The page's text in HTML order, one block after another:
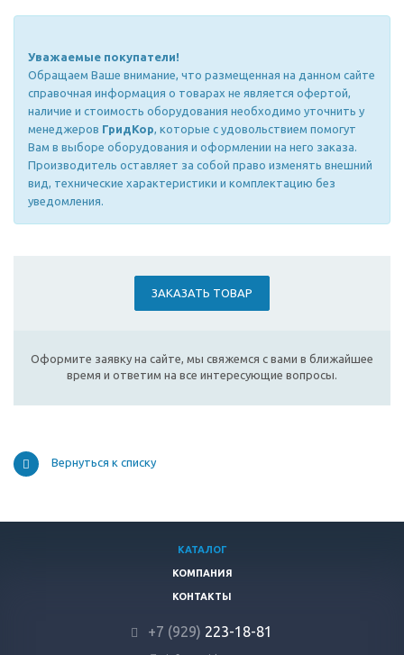
Уважаемые покупатели!
Обращаем Ваше внимание, что размещенная на данном сайте
справочная информация о товарах не является офертой,
наличие и стоимость оборудования необходимо уточнить у
менеджеров ГридКор, которые с удовольствием помогут
Вам в выборе оборудования и оформлении на него заказа.
Производитель оставляет за собой право изменять внешний
вид, технические характеристики и комплектацию без
уведомления.
ЗАКАЗАТЬ ТОВАР
Оформите заявку на сайте, мы свяжемся с вами в ближайшее
время и ответим на все интересующие вопросы.
Вернуться к списку
КАТАЛОГ
КОМПАНИЯ
КОНТАКТЫ
+7 (929) 223-18-81